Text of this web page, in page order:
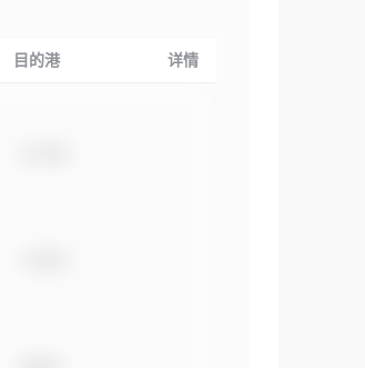
目的港 详情